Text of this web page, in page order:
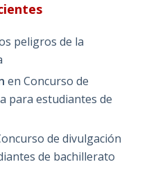
peligros de la
en Concurso de
para estudiantes de
de divulgación
de bachillerato